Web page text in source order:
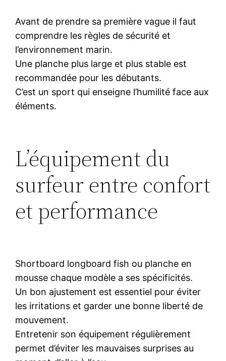
Avant de prendre sa première vague il faut
comprendre les règles de sécurité et
l’environnement marin.
Une planche plus large et plus stable est
recommandée pour les débutants.
C’est un sport qui enseigne l’humilité face aux
éléments.
L’équipement du
surfeur entre confort
et performance
Shortboard longboard fish ou planche en
mousse chaque modèle a ses spécificités.
Un bon ajustement est essentiel pour éviter
les irritations et garder une bonne liberté de
mouvement.
Entretenir son équipement régulièrement
permet d’éviter les mauvaises surprises au